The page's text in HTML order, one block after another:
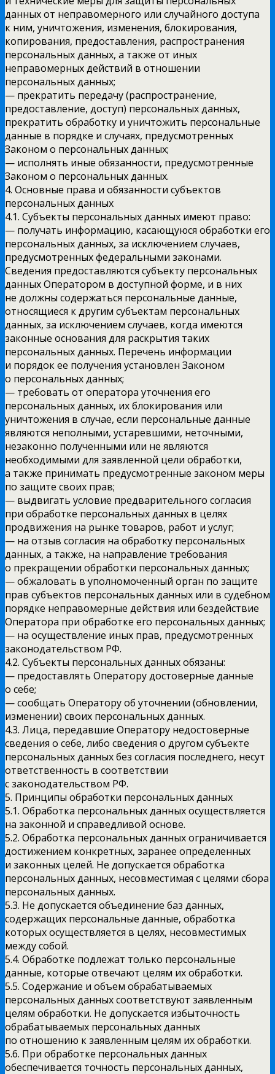
данных от неправомерного или случайного доступа
к ним, уничтожения, изменения, блокирования,
копирования, предоставления, распространения
персональных данных, а также от иных
неправомерных действий в отношении
персональных данных;
— прекратить передачу (распространение,
предоставление, доступ) персональных данных,
прекратить обработку и уничтожить персональные
данные в порядке и случаях, предусмотренных
Законом о персональных данных;
— исполнять иные обязанности, предусмотренные
Законом о персональных данных.
4. Основные права и обязанности субъектов
персональных данных
4.1. Субъекты персональных данных имеют право:
— получать информацию, касающуюся обработки его
персональных данных, за исключением случаев,
предусмотренных федеральными законами.
Сведения предоставляются субъекту персональных
данных Оператором в доступной форме, и в них
не должны содержаться персональные данные,
относящиеся к другим субъектам персональных
данных, за исключением случаев, когда имеются
законные основания для раскрытия таких
персональных данных. Перечень информации
и порядок ее получения установлен Законом
о персональных данных;
— требовать от оператора уточнения его
персональных данных, их блокирования или
уничтожения в случае, если персональные данные
являются неполными, устаревшими, неточными,
незаконно полученными или не являются
необходимыми для заявленной цели обработки,
а также принимать предусмотренные законом меры
по защите своих прав;
— выдвигать условие предварительного согласия
при обработке персональных данных в целях
продвижения на рынке товаров, работ и услуг;
— на отзыв согласия на обработку персональных
данных, а также, на направление требования
о прекращении обработки персональных данных;
— обжаловать в уполномоченный орган по защите
прав субъектов персональных данных или в судебном
порядке неправомерные действия или бездействие
Оператора при обработке его персональных данных;
— на осуществление иных прав, предусмотренных
законодательством РФ.
4.2. Субъекты персональных данных обязаны:
— предоставлять Оператору достоверные данные
о себе;
— сообщать Оператору об уточнении (обновлении,
изменении) своих персональных данных.
4.3. Лица, передавшие Оператору недостоверные
сведения о себе, либо сведения о другом субъекте
персональных данных без согласия последнего, несут
ответственность в соответствии
с законодательством РФ.
5. Принципы обработки персональных данных
5.1. Обработка персональных данных осуществляется
на законной и справедливой основе.
5.2. Обработка персональных данных ограничивается
достижением конкретных, заранее определенных
и законных целей. Не допускается обработка
персональных данных, несовместимая с целями сбора
персональных данных.
5.3. Не допускается объединение баз данных,
содержащих персональные данные, обработка
которых осуществляется в целях, несовместимых
между собой.
5.4. Обработке подлежат только персональные
данные, которые отвечают целям их обработки.
5.5. Содержание и объем обрабатываемых
персональных данных соответствуют заявленным
целям обработки. Не допускается избыточность
обрабатываемых персональных данных
по отношению к заявленным целям их обработки.
5.6. При обработке персональных данных
обеспечивается точность персональных данных,